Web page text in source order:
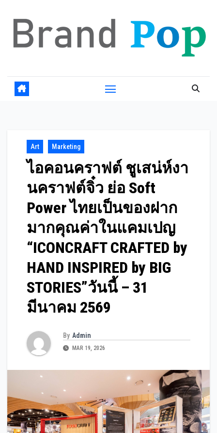
content
Art Marketing
ไอคอนคราฟต์ ชูเสน่ห์งา
นคราฟต์จิ๋ว ย่อ Soft
Power ไทยเป็นของฝาก
มากคุณค่าในแคมเปญ
“ICONCRAFT CRAFTED by
HAND INSPIRED by BIG
STORIES”วันนี้ – 31
มีนาคม 2569
By Admin
MAR 19, 2026